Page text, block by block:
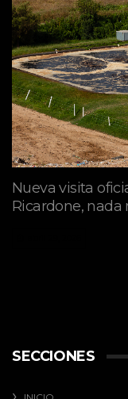
Nueva visita
Ricardone, nada
SECCIONES